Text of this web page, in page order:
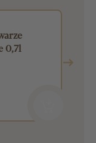
0,7l